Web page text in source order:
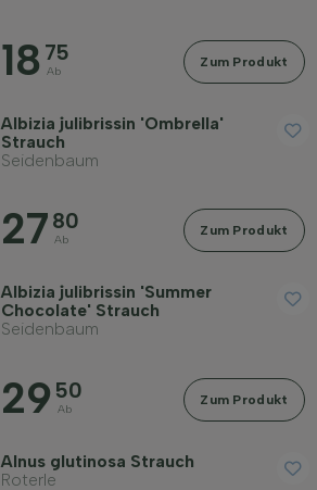
18 75
Ab
Zum Produkt
Albizia julibrissin 'Ombrella'
Strauch
Seidenbaum
27 80
Ab
Zum Produkt
Albizia julibrissin 'Summer
Chocolate' Strauch
Seidenbaum
29 50
Ab
Zum Produkt
Alnus glutinosa Strauch
Roterle